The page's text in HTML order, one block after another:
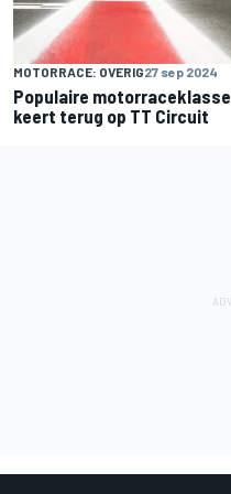
MOTORRACE: OVERIG27 sep 2024
Populaire motorraceklasse
keert terug op TT Circuit